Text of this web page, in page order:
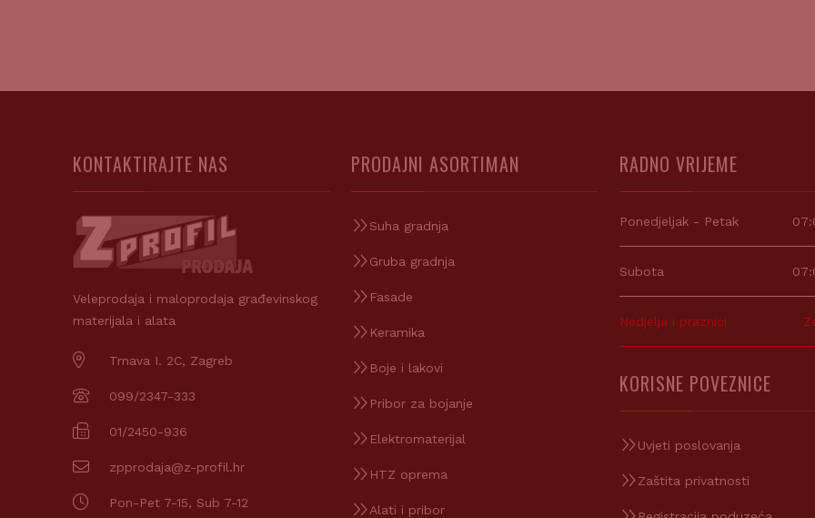
KONTAKTIRAJTE NAS
Veleprodaja i maloprodaja građevinskog
materijala i alata
Trnava I. 2C, Zagreb
099/2347-333
01/2450-936
zpprodaja@z-profil.hr
Pon-Pet 7-15, Sub 7-12
PRODAJNI ASORTIMAN
Suha gradnja
Gruba gradnja
Fasade
Keramika
Boje i lakovi
Pribor za bojanje
Elektromaterijal
HTZ oprema
Alati i pribor
RADNO VRIJEME
Ponedjeljak - Petak
Subota
Nedjelja i praznici
KORISNE POVEZNICE
Uvjeti poslovanja
Zaštita privatnosti